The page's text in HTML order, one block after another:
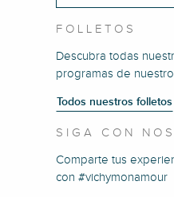
FOLLETOS
Descubra todas
programas de
Todos nuestros folletos
SIGA CON
Comparte tus
con #vichymonamour